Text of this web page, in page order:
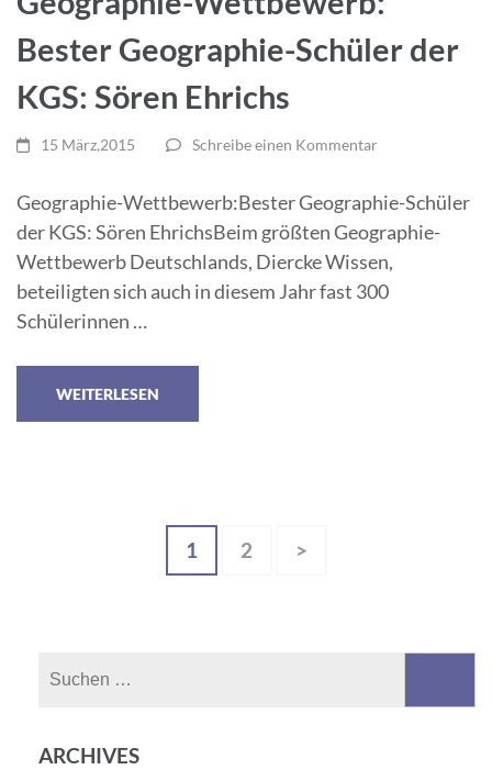
Bester Geographie-Schüler der
KGS: Sören Ehrichs
15 März,2015 Schreibe einen Kommentar
Geographie-Wettbewerb:Bester Geographie-Schüler
der KGS: Sören EhrichsBeim größten Geographie-
Wettbewerb Deutschlands, Diercke Wissen,
beteiligten sich auch in diesem Jahr fast 300
Schülerinnen …
WEITERLESEN
Seitennummerierung
Seite
1 Seite
2 >
ARCHIVES